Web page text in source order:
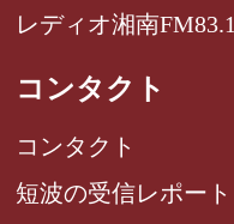
レディオ湘南FM83.1
コンタクト
コンタクト
短波の受信レポート